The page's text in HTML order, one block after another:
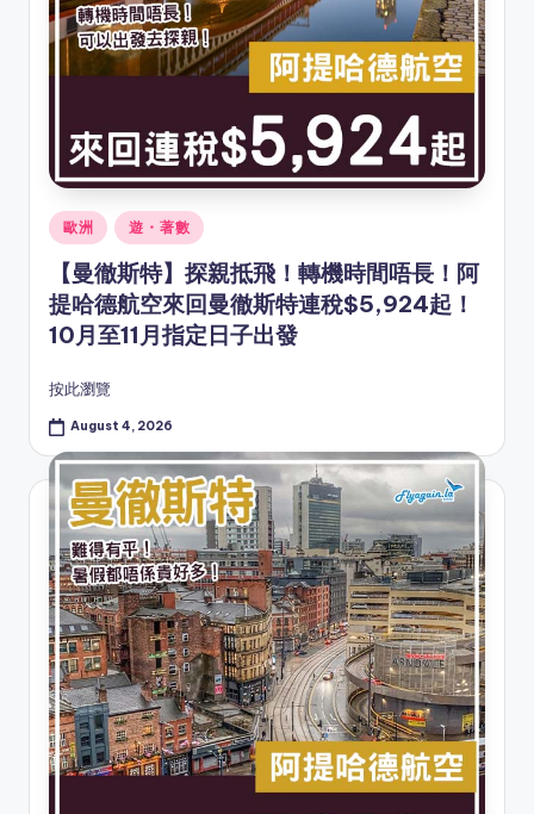
Posted
in
歐洲 遊・著數
【曼徹斯特】探親抵飛！轉機時間唔長！阿
提哈德航空來回曼徹斯特連稅$5,924起！
10月至11月指定日子出發
按此瀏覽
August 4, 2026